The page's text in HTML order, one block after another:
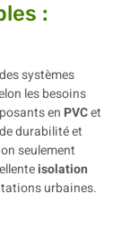
:
systèmes
les besoins
en PVCet
durabilité et
seulement
isolation
urbaines.